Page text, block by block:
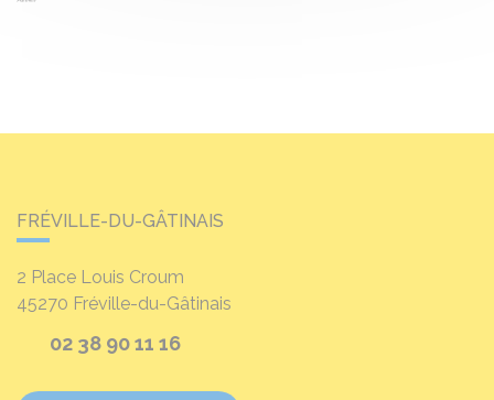
FRÉVILLE-DU-GÂTINAIS
2 Place Louis Croum
45270 Fréville-du-Gâtinais
02 38 90 11 16